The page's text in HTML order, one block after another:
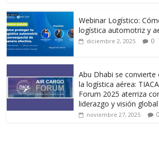
Webinar Logístico:
logística automotriz y
diciembre 2, 2025 0
Abu Dhabi se convierte
la logística aérea:
Forum 2025 aterriza
liderazgo y visión global
noviembre 27, 2025 0